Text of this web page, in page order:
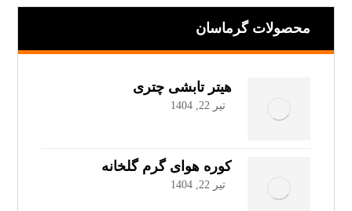
محصولات گرماسان
هیتر تابشی چتری
تیر 22, 1404
کوره هوای گرم گلخانه
تیر 22, 1404